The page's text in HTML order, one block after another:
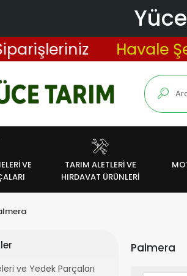
Havale
VE
TARIM ALETLERİ VE
HIRDAVAT ÜRÜNLERİ
ve Yedek Parçaları
Palmera